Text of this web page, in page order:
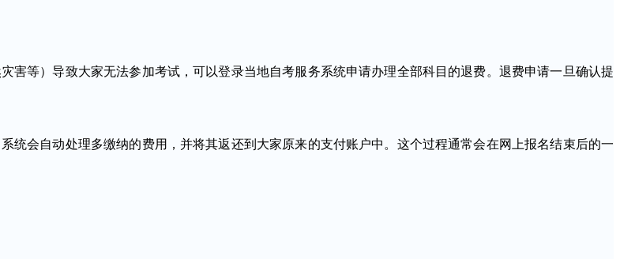
等）导致大家无法参加考试，可以登录当地自考服务系统申请办理全部科目的退费。退费申请一旦确认提
会自动处理多缴纳的费用，并将其返还到大家原来的支付账户中。这个过程通常会在网上报名结束后的一